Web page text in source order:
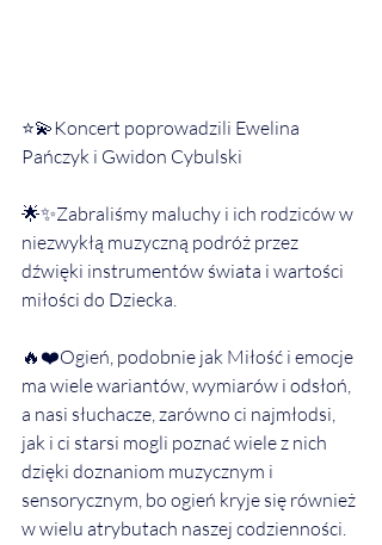
⭐️💫Koncert poprowadzili Ewelina
Pańczyk i Gwidon Cybulski
🌟✨Zabraliśmy maluchy i ich rodziców w
niezwykłą muzyczną podróż przez
dźwięki instrumentów świata i wartości
miłości do Dziecka.
🔥❤️Ogień, podobnie jak Miłość i emocje
ma wiele wariantów, wymiarów i odsłoń,
a nasi słuchacze, zarówno ci najmłodsi,
jak i ci starsi mogli poznać wiele z nich
dzięki doznaniom muzycznym i
sensorycznym, bo ogień kryje się również
w wielu atrybutach naszej codzienności.